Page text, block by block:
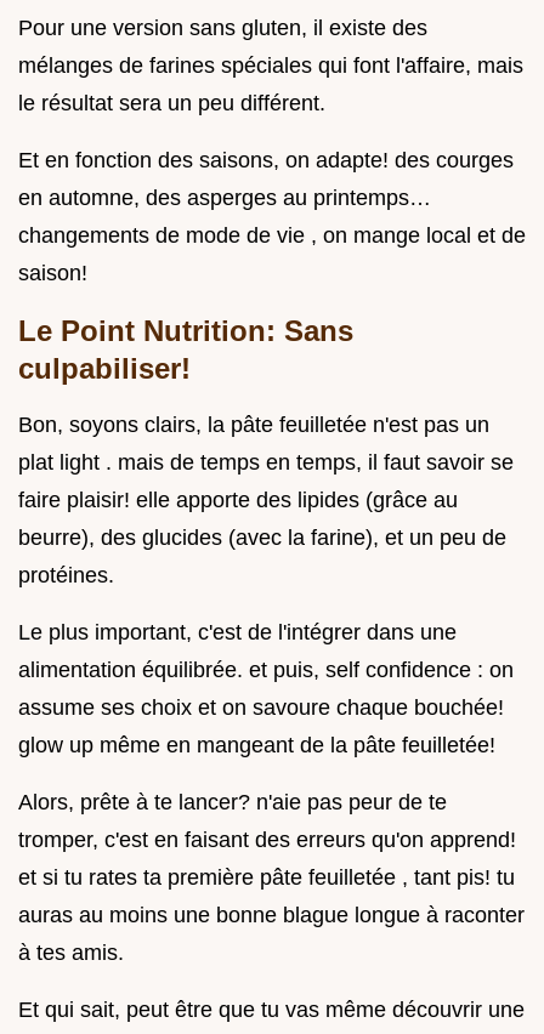
Pour une version sans gluten, il existe des
mélanges de farines spéciales qui font l'affaire, mais
le résultat sera un peu différent.
Et en fonction des saisons, on adapte! des courges
en automne, des asperges au printemps…
changements de mode de vie , on mange local et de
saison!
Le Point Nutrition: Sans
culpabiliser!
Bon, soyons clairs, la pâte feuilletée n'est pas un
plat light . mais de temps en temps, il faut savoir se
faire plaisir! elle apporte des lipides (grâce au
beurre), des glucides (avec la farine), et un peu de
protéines.
Le plus important, c'est de l'intégrer dans une
alimentation équilibrée. et puis, self confidence : on
assume ses choix et on savoure chaque bouchée!
glow up même en mangeant de la pâte feuilletée!
Alors, prête à te lancer? n'aie pas peur de te
tromper, c'est en faisant des erreurs qu'on apprend!
et si tu rates ta première pâte feuilletée , tant pis! tu
auras au moins une bonne blague longue à raconter
à tes amis.
Et qui sait, peut être que tu vas même découvrir une